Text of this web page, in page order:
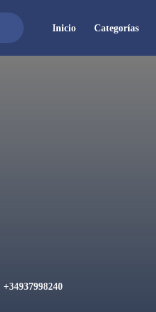
Inicio Categorías
+34937998240